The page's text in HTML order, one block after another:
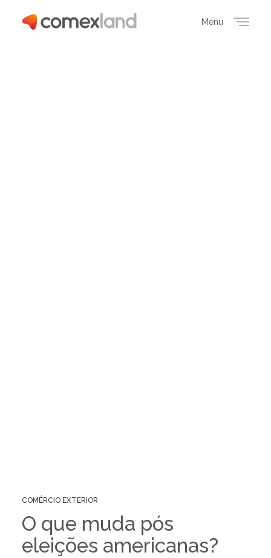
Menu
COMÉRCIO EXTERIOR
O que muda pós
eleições americanas?